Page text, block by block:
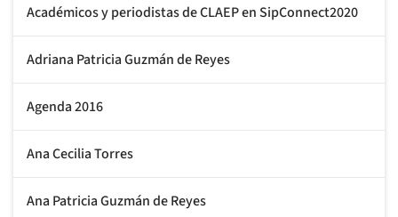
Académicos y periodistas de CLAEP en SipConnect2020
Adriana Patricia Guzmán de Reyes
Agenda 2016
Ana Cecilia Torres
Ana Patricia Guzmán de Reyes